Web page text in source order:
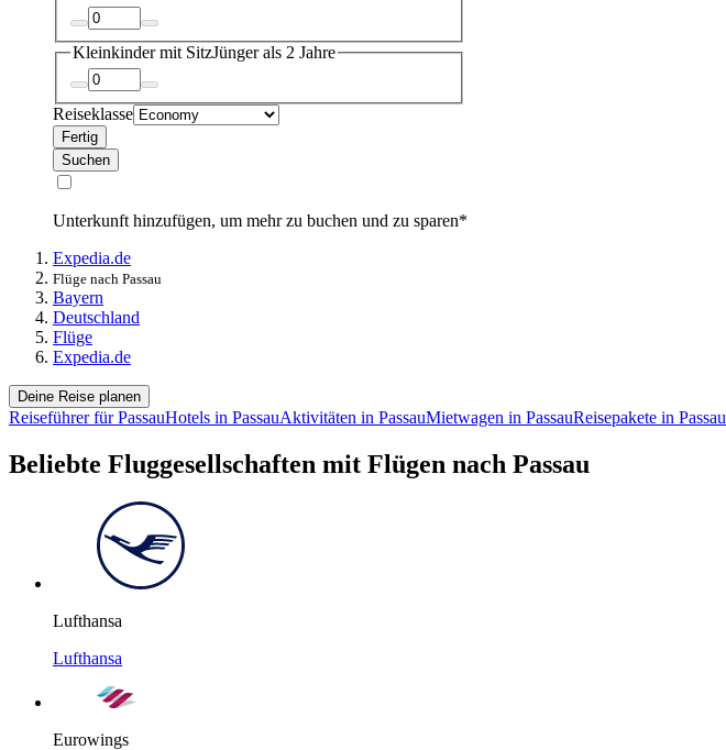
Kleinkinder mit SitzJünger als 2 Jahre
Reiseklasse
Fertig
Suchen
Unterkunft hinzufügen, um mehr zu buchen und zu sparen*
Expedia.de
Flüge nach Passau
Bayern
Deutschland
Flüge
Expedia.de
Deine Reise planen
Reiseführer für PassauHotels in PassauAktivitäten in PassauMietwagen in PassauReisepakete in Passau
Beliebte Fluggesellschaften mit Flügen nach Passau
Lufthansa
Lufthansa
Eurowings